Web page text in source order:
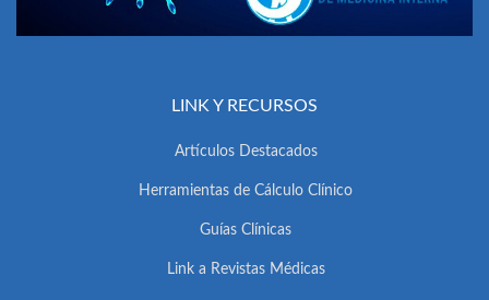
LINK Y RECURSOS
Artículos Destacados
Herramientas de Cálculo Clínico
Guías Clínicas
Link a Revistas Médicas